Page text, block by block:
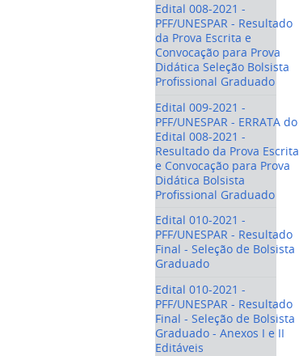
Edital 008-2021 -
PFF/UNESPAR - Resultado
da Prova Escrita e
Convocação para Prova
Didática Seleção Bolsista
Profissional Graduado
Edital 009-2021 -
PFF/UNESPAR - ERRATA do
Edital 008-2021 -
Resultado da Prova Escrita
e Convocação para Prova
Didática Bolsista
Profissional Graduado
Edital 010-2021 -
PFF/UNESPAR - Resultado
Final - Seleção de Bolsista
Graduado
Edital 010-2021 -
PFF/UNESPAR - Resultado
Final - Seleção de Bolsista
Graduado - Anexos I e II
Editáveis